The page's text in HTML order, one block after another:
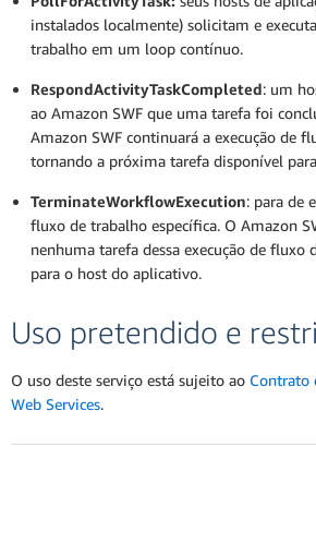
instalados localmente) solicitam e
trabalho em um loop contínuo.
RespondActivityTaskCompleted: um
ao Amazon SWF que uma tarefa foi
Amazon SWF continuará a execução de
tornando a próxima tarefa disponível
TerminateWorkflowExecution: para de
fluxo de trabalho específica. O Amazon
nenhuma tarefa dessa execução de fluxo
para o host do aplicativo.
Uso pretendido e
O uso deste serviço está sujeito ao Contrato
Web Services.